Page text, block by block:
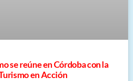
se reúne en Córdoba con la
en Acción